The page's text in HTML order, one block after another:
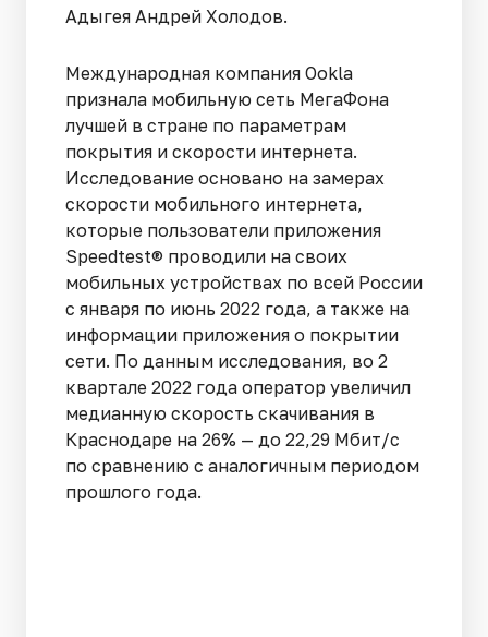
Адыгея Андрей Холодов.
Международная компания Ookla
признала мобильную сеть МегаФона
лучшей в стране по параметрам
покрытия и скорости интернета.
Исследование основано на замерах
скорости мобильного интернета,
которые пользователи приложения
Speedtest® проводили на своих
мобильных устройствах по всей России
с января по июнь 2022 года, а также на
информации приложения о покрытии
сети. По данным исследования, во 2
квартале 2022 года оператор увеличил
медианную скорость скачивания в
Краснодаре на 26% — до 22,29 Мбит/с
по сравнению с аналогичным периодом
прошлого года.